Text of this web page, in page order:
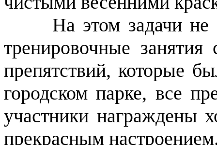
На этом задачи не
тренировочные занятия
препятствий, которые
городском парке, все
участники награждены
прекрасным